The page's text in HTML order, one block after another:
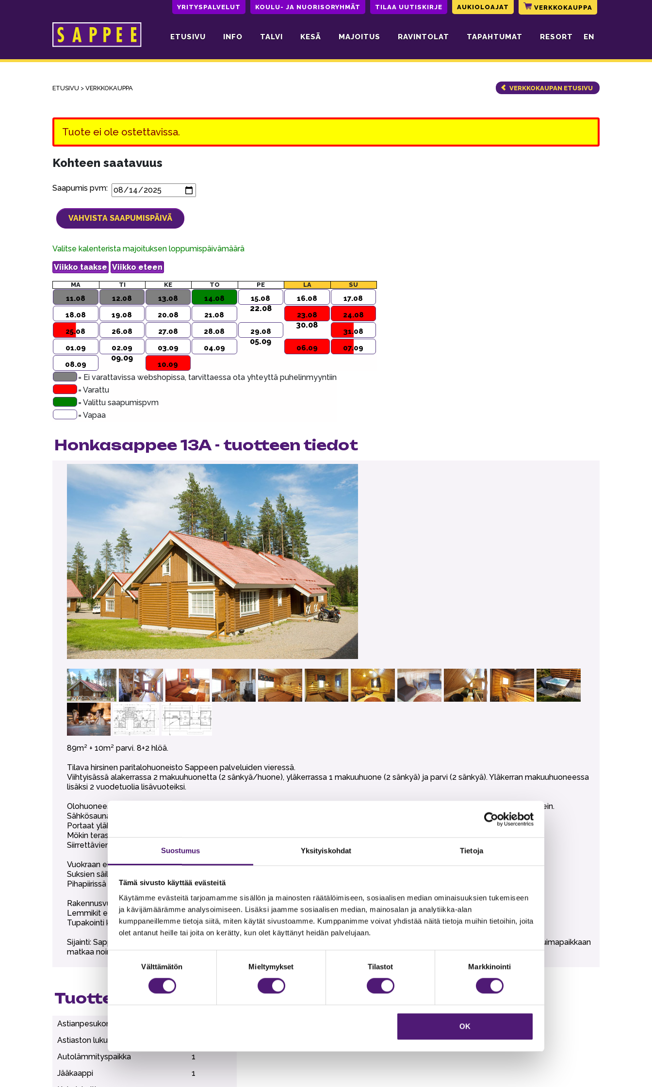
Suostumus Yksityiskohdat Tietoja
Tämä sivusto käyttää evästeitä
Käytämme evästeitä tarjoamamme sisällön ja mainosten räätälöimiseen, sosiaalisen median ominaisuuksien tukemiseen
ja kävijämäärämme analysoimiseen. Lisäksi jaamme sosiaalisen median, mainosalan ja analytiikka-alan
kumppaneillemme tietoja siitä, miten käytät sivustoamme. Kumppanimme voivat yhdistää näitä tietoja muihin tietoihin, joita
olet antanut heille tai joita on kerätty, kun olet käyttänyt heidän palvelujaan.
Suostumuksen
Välttämätön Mieltymykset Tilastot Markkinointi
OK
YRITYSPALVELUT KOULU- JA NUORISORYHMÄT TILAA UUTISKIRJE AUKIOLOAJAT VERKKOKAUPPA
Päävalikko ETUSIVU INFO TALVI KESÄ MAJOITUS RAVINTOLAT TAPAHTUMAT RESORT EN
ETUSIVU > VERKKOKAUPPA VERKKOKAUPAN ETUSIVU
Tuote ei ole ostettavissa.
Kohteen saatavuus
Saapumis pvm:
Valitse kalenterista majoituksen loppumispäivämäärä
MA TI KE TO PE LA SU
11.08 12.08 13.08 14.08 15.08 16.08
17.08
18.08
19.08 20.08 21.08
22.08
23.08
24.08
25.08
26.08 27.08 28.08 29.08
30.08
31.08
01.09
02.09 03.09 04.09
05.09
06.09
07.09
08.09
09.09
10.09
= Ei varattavissa webshopissa, tarvittaessa ota yhteyttä puhelinmyyntiin
= Varattu
= Valittu saapumispvm
= Vapaa
Honkasappee 13A - tuotteen tiedot
89m² + 10m² parvi. 8+2 hlöä.
Tilava hirsinen paritalohuoneisto Sappeen palveluiden vieressä.
Viihtyisässä alakerrassa 2 makuuhuonetta (2 sänkyä/huone), yläkerrassa 1 makuuhuone (2 sänkyä) ja parvi (2 sänkyä). Yläkerran makuuhuoneessa
lisäksi 2 vuodetuolia lisävuoteiksi.
Olohuoneessa tilava ruokailuryhmä, soveltuu myös pienien kokousten järjestämiseen. Baarikeittiö, varustettuna 10:lle peruskodinkonein.
Sähkösauna, kylpyhuone ja erillinen wc.
Portaat yläkertaan jyrkät, ylhäällä lapsiportti.
Mökin terassilla ulkoporeallas (lisäpalvelu)
Siirrettävien paljujen tuonti alueelle on ehdottomasti kielletty.
Vuokraan ei sisälly liinavaatteet, pyyhkeet, wc tai talouspaperit eikä loppusiivous. Nämä voi halutessaan ostaa lisäpalveluna.
Suksien säilytysvarasto.
Pihapiirissä yhteiskäytössä kaksi grilliterassia, joissa on pöytäryhmät, hiilikäyttöiset grillit. Grillihiilet sisältyvät vuokrahintaan.
Rakennusvuosi 2002-2004.
Lemmikit eivät ole sallittuja
Tupakointi kielletty.
Sijainti: Sappeen huipulla, rinteisiin 200 m, hiihtoladulle 100 m, Tapahtumakeskus Huippuun 200m ja Frisbee Golf 150m. Karustantien uimapaikkaan
matkaa noin 3 km, tämä ranta on matalaa, hiekkapohjaista rantaa.
Tuotteen lisätiedot
Astianpesukone
Astiaston lukumäärä
Autolämmityspaikka
1
Jääkaappi
1